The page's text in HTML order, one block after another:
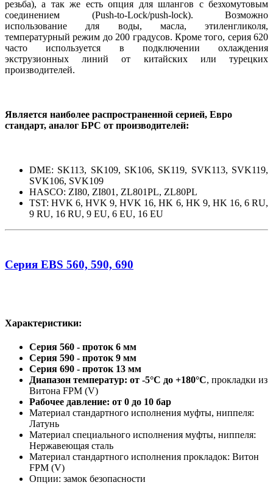
резьба), а так же есть опция для шлангов с безхомутовым
соединением (Push-to-Lock/push-lock). Возможно
использование для воды, масла, этиленгликоля,
температурный режим до 200 градусов. Кроме того, серия 620
часто используется в подключении охлаждения
экструзионных линий от китайских или турецких
производителей.
Является наиболее распространенной серией, Евро
стандарт, аналог БРС от производителей:
DME: SK113, SK109, SK106, SK119, SVK113, SVK119,
SVK106, SVK109
HASCO: ZI80, ZI801, ZL801PL, ZL80PL
TST: HVK 6, HVK 9, HVK 16, HK 6, HK 9, HK 16, 6 RU,
9 RU, 16 RU, 9 EU, 6 EU, 16 EU
Серия EBS 560, 590, 690
Характеристики:
Серия 560 - проток 6 мм
Серия 590 - проток 9 мм
Серия 690 - проток 13 мм
Диапазон температур: от -5°C до +180°C, прокладки из
Витона FPM (V)
Рабочее давление: от 0 до 10 бар
Материал стандартного исполнения муфты, ниппеля:
Латунь
Материал специального исполнения муфты, ниппеля:
Нержавеющая сталь
Материал стандартного исполнения прокладок: Витон
FPM (V)
Опции: замок безопасности